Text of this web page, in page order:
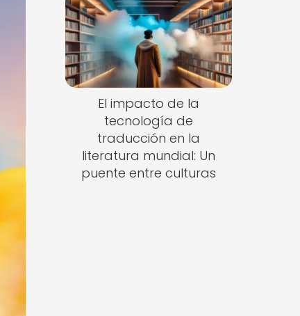
El impacto de la
tecnología de
traducción en la
literatura mundial: Un
puente entre culturas